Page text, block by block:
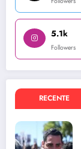
5.1k
Followers
RECENTE